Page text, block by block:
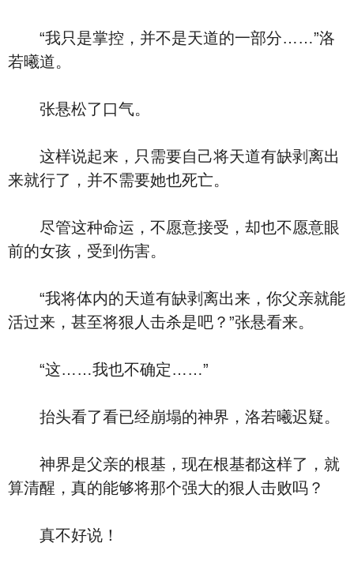
“我只是掌控，并不是天道的一部分……”洛
若曦道。
张悬松了口气。
这样说起来，只需要自己将天道有缺剥离出
来就行了，并不需要她也死亡。
尽管这种命运，不愿意接受，却也不愿意眼
前的女孩，受到伤害。
“我将体内的天道有缺剥离出来，你父亲就能
活过来，甚至将狠人击杀是吧？”张悬看来。
“这……我也不确定……”
抬头看了看已经崩塌的神界，洛若曦迟疑。
神界是父亲的根基，现在根基都这样了，就
算清醒，真的能够将那个强大的狠人击败吗？
真不好说！